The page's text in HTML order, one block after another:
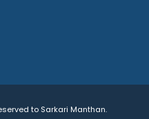
to Sarkari Manthan.